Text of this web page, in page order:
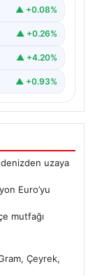
▲ +0.08%
▲ +0.26%
▲ +4.20%
▲ +0.93%
uzaya
Euro’yu
mutfağı
Çeyrek,